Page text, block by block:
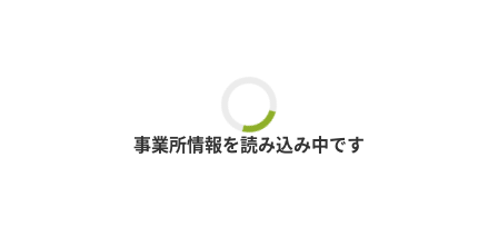
事業所情報を読み込み中です